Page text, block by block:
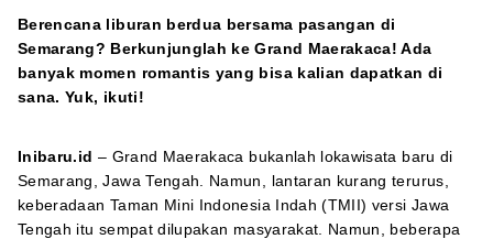
Berencana liburan berdua bersama pasangan di
Semarang? Berkunjunglah ke Grand Maerakaca! Ada
banyak momen romantis yang bisa kalian dapatkan di
sana. Yuk, ikuti!
Inibaru.id – Grand Maerakaca bukanlah lokawisata baru di
Semarang, Jawa Tengah. Namun, lantaran kurang terurus,
keberadaan Taman Mini Indonesia Indah (TMII) versi Jawa
Tengah itu sempat dilupakan masyarakat. Namun, beberapa